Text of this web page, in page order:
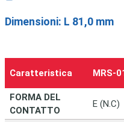
Dimensioni: L 81,0 mm
Caratteristica
FORMA DEL
CONTATTO
E (N.C)